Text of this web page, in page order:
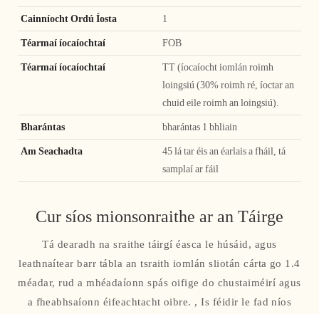
Cainníocht Ordú Íosta 1
Téarmaí íocaíochtaí FOB
Téarmaí íocaíochtaí
TT (íocaíocht iomlán roimh
loingsiú (30% roimh ré, íoctar an
chuid eile roimh an loingsiú).
Bharántas bharántas 1 bhliain
Am Seachadta
45 lá tar éis an éarlais a fháil, tá
samplaí ar fáil
Cur síos mionsonraithe ar an Táirge
Tá dearadh na sraithe táirgí éasca le húsáid, agus
leathnaítear barr tábla an tsraith iomlán sliotán cárta go 1.4
méadar, rud a mhéadaíonn spás oifige do chustaiméirí agus
a fheabhsaíonn éifeachtacht oibre. , Is féidir le fad níos